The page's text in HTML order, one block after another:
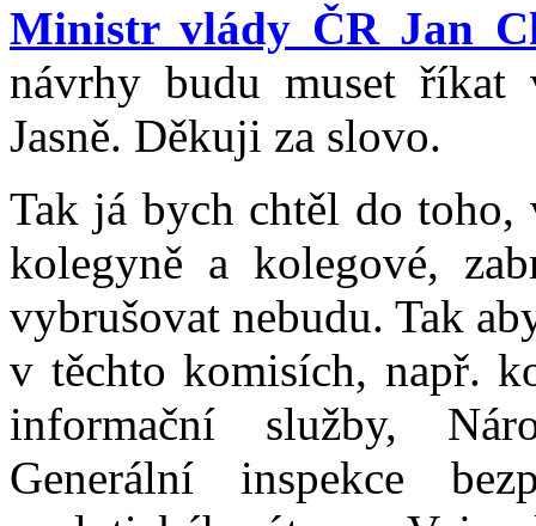
Ministr vlády ČR Jan
návrhy budu muset říkat
Jasně. Děkuji za slovo.
Tak já bych chtěl do toho,
kolegyně a kolegové,
vybrušovat nebudu. Tak
v těchto komisích, např.
informační služby,
Generální inspekce